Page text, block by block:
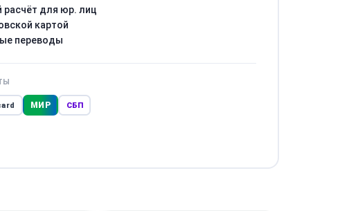
расчёт для юр. лиц
картой
переводы
МИР СБП